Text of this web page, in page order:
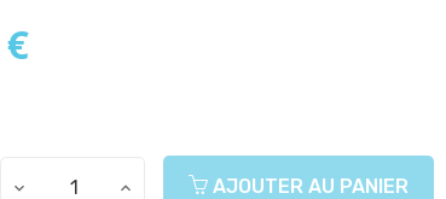
AJOUTER AU PANIER